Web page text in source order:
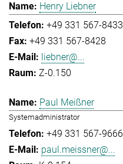
Henry Liebner
+49 331 567-8433
+49 331 567-8428
liebner@...
Z-0.150
Paul Meißner
Systemadministrator
+49 331 567-9666
paul.meissner@...